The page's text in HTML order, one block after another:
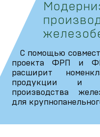
С помощью
проекта ФРП и
расширит
продукции и
производства
для